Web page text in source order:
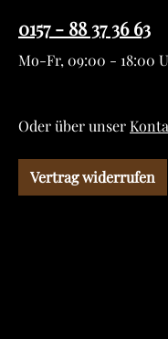
0157 - 88 37 36 63
Mo-Fr, 09:00 - 18:00
Oder über unser
Vertrag widerrufen